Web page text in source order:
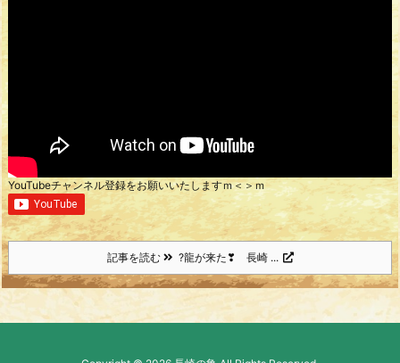
YouTubeチャンネル登録をお願いいたしますｍ＜＞ｍ
記事を読む ?龍が来た❣ 長崎 ...